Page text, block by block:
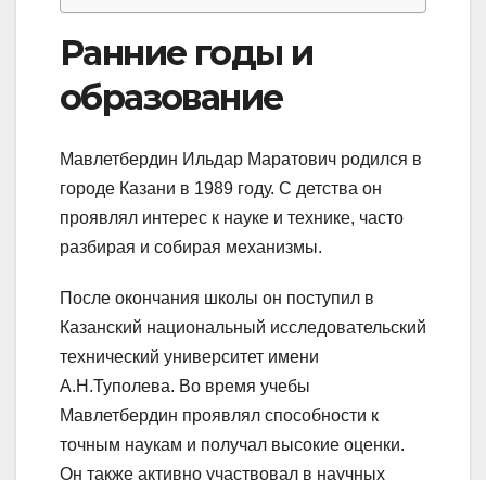
Ранние годы и
образование
Мавлетбердин Ильдар Маратович родился в
городе Казани в 1989 году. С детства он
проявлял интерес к науке и технике, часто
разбирая и собирая механизмы.
После окончания школы он поступил в
Казанский национальный исследовательский
технический университет имени
А.Н.Туполева. Во время учебы
Мавлетбердин проявлял способности к
точным наукам и получал высокие оценки.
Он также активно участвовал в научных